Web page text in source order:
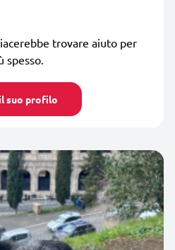
trovare aiuto per
spesso.
suo profilo